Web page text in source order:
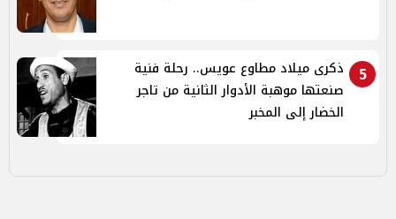
5
ذكرى ميلاد مطاوع عويس.. رحلة فنية
صنعتها موهبة الأدوار الثانية من تاجر
الخضار إلى المخبر